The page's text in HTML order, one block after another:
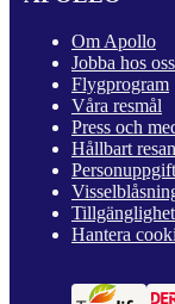
Om Apollo
Jobba hos oss
Flygprogram
Våra resmål
Press och
Hållbart
Hantera